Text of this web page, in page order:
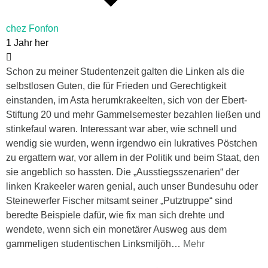
chez Fonfon
1 Jahr her
Schon zu meiner Studentenzeit galten die Linken als die
selbstlosen Guten, die für Frieden und Gerechtigkeit
einstanden, im Asta herumkrakeelten, sich von der Ebert-
Stiftung 20 und mehr Gammelsemester bezahlen ließen und
stinkefaul waren. Interessant war aber, wie schnell und
wendig sie wurden, wenn irgendwo ein lukratives Pöstchen
zu ergattern war, vor allem in der Politik und beim Staat, den
sie angeblich so hassten. Die „Ausstiegsszenarien“ der
linken Krakeeler waren genial, auch unser Bundesuhu oder
Steinewerfer Fischer mitsamt seiner „Putztruppe“ sind
beredte Beispiele dafür, wie fix man sich drehte und
wendete, wenn sich ein monetärer Ausweg aus dem
gammeligen studentischen Linksmiljöh… Mehr